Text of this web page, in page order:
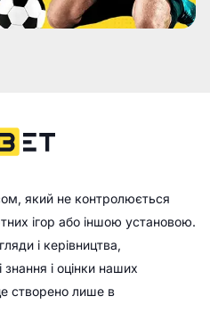
який не контролюється
ігор або іншою установою.
і керівництва,
і оцінки наших
створено лише в